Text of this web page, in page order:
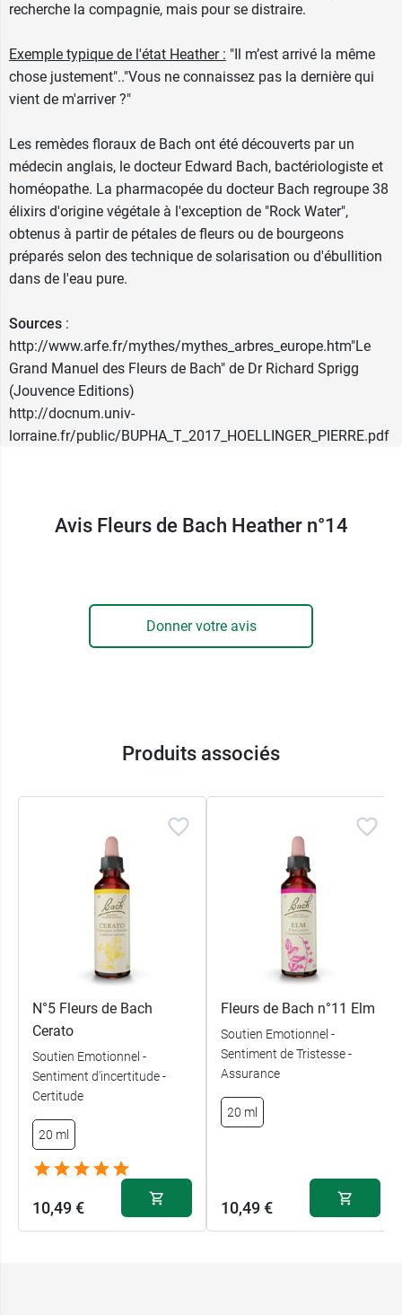
recherche la compagnie, mais pour se distraire.
Exemple typique de l'état Heather : "Il m’est arrivé la même
chose justement".."Vous ne connaissez pas la dernière qui
vient de m'arriver ?"
Les remèdes floraux de Bach ont été découverts par un
médecin anglais, le docteur Edward Bach, bactériologiste et
homéopathe. La pharmacopée du docteur Bach regroupe 38
élixirs d'origine végétale à l'exception de "Rock Water",
obtenus à partir de pétales de fleurs ou de bourgeons
préparés selon des technique de solarisation ou d'ébullition
dans de l'eau pure.
Sources :
http://www.arfe.fr/mythes/mythes_arbres_europe.htm"Le
Grand Manuel des Fleurs de Bach" de Dr Richard Sprigg
(Jouvence Editions)
http://docnum.univ-
lorraine.fr/public/BUPHA_T_2017_HOELLINGER_PIERRE.pdf
Avis Fleurs de Bach Heather n°14
Donner votre avis
Produits associés
N°5 Fleurs de Bach
Cerato
Soutien Emotionnel -
Sentiment d'incertitude -
Certitude
20 ml
10,49 €
Fleurs de Bach n°11 Elm
Soutien Emotionnel -
Sentiment de Tristesse -
Assurance
20 ml
10,49 €